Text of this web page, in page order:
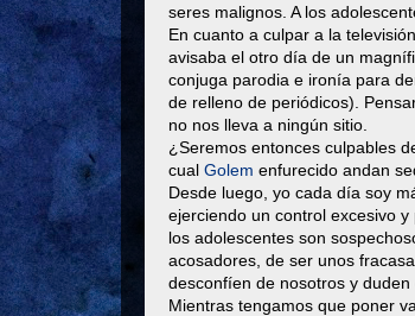
seres malignos. A los
En cuanto a culpar a la
avisaba el otro día de un
conjuga parodia e ironía para
de relleno de periódicos).
no nos lleva a ningún sitio.
¿Seremos entonces culpables
cual Golem enfurecido andan
Desde luego, yo cada día soy
ejerciendo un control excesivo
los adolescentes son
acosadores, de ser unos
desconfíen de nosotros y
Mientras tengamos que poner